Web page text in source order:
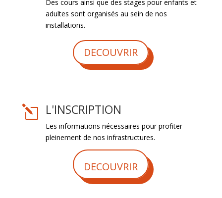
Des cours ainsi que des stages pour enfants et
adultes sont organisés au sein de nos
installations.
DECOUVRIR
l L'INSCRIPTION
Les informations nécessaires pour profiter
pleinement de nos infrastructures.
DECOUVRIR